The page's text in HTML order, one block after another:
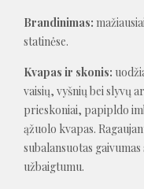
Brandinimas:
statinėse.
Kvapas ir skonis:
vaisių, vyšnių bei slyvų
prieskoniai, papipldo
ąžuolo kvapas.
subalansuotas
užbaigtumu.